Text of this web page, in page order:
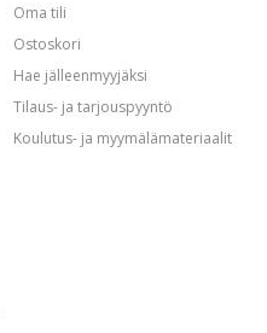
Oma tili
Ostoskori
Hae jälleenmyyjäksi
Tilaus- ja tarjouspyyntö
Koulutus- ja myymälämateriaalit